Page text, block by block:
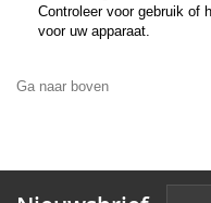
Controleer voor gebruik of
voor uw apparaat.
Ga naar boven